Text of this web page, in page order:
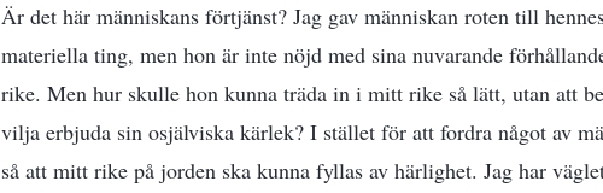
Är det här människans förtjänst? Jag gav människan roten till
materiella ting, men hon är inte nöjd med sina nuvarande
rike. Men hur skulle hon kunna träda in i mitt rike så lätt, utan att
vilja erbjuda sin osjälviska kärlek? I stället för att fordra något av
så att mitt rike på jorden ska kunna fyllas av härlighet. Jag har